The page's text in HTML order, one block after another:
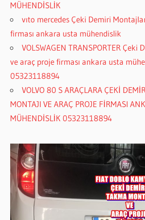
MÜHENDİSLİK
vıto mercedes Çeki Demiri
firması ankara usta mühendislik
VOLSWAGEN TRANSPORTER Çeki
ve araç proje firması ankara usta
05323118894
VOLVO 80 S ARAÇLARA ÇEKİ
MONTAJI VE ARAÇ PROJE FİRMASI
MÜHENDİSLİK 05323118894